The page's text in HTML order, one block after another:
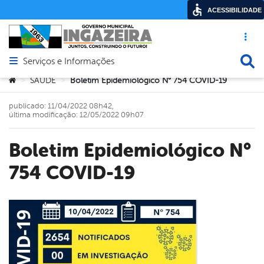
Acesso
Abrir menu principal de navegação
Serviços e Informações
Você está aqui:
> SAÚDE > Boletim Epidemiológico N° 754 COVID-19
Boletim Epidemiológico N°
754 COVID-19
publicado: 11/04/2022 08h42,
última modificação: 12/05/2022 09h07
ACESSIBILIDADE